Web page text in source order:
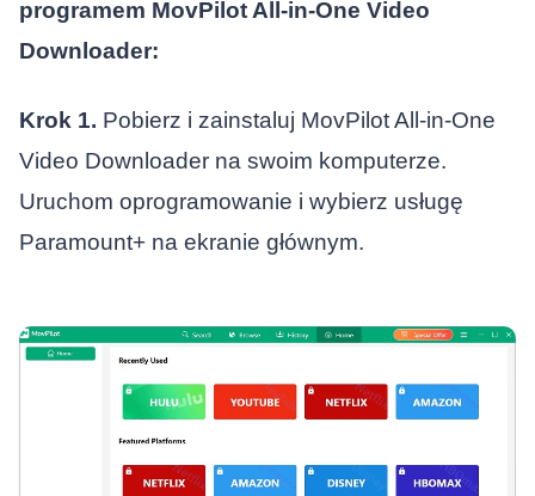
programem MovPilot All-in-One Video
Downloader:
Krok 1. Pobierz i zainstaluj MovPilot All-in-One
Video Downloader na swoim komputerze.
Uruchom oprogramowanie i wybierz usługę
Paramount+ na ekranie głównym.